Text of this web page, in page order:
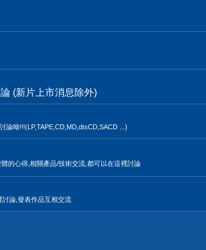
(新片上市消息除外)
論呦!!!(LP,TAPE,CD,MD,dtsCD,SACD ...)
的心得,相關產品/技術交流,都可以在這裡討論
論,發表作品互相交流